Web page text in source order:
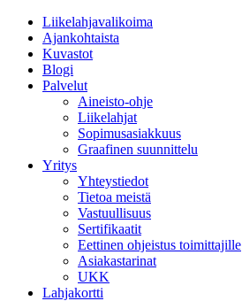
Liikelahjavalikoima
Ajankohtaista
Kuvastot
Blogi
Palvelut
Aineisto-ohje
Liikelahjat
Sopimusasiakkuus
Graafinen suunnittelu
Yritys
Yhteystiedot
Tietoa meistä
Vastuullisuus
Sertifikaatit
Eettinen ohjeistus toimittajille
Asiakastarinat
UKK
Lahjakortti